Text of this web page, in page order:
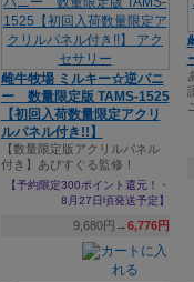
雌牛牧場 ミルキー☆逆バニ
ー 数量限定版 TAMS-1525
【初回入荷数量限定アクリ
ルパネル付き!!】
【数量限定版アクリルパネル
付き】あびすぐる監修！
【予約限定300ポイント還元！・
8月27日頃発送予定】
9,680円→6,776円